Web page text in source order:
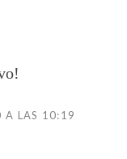
A LAS 10:19